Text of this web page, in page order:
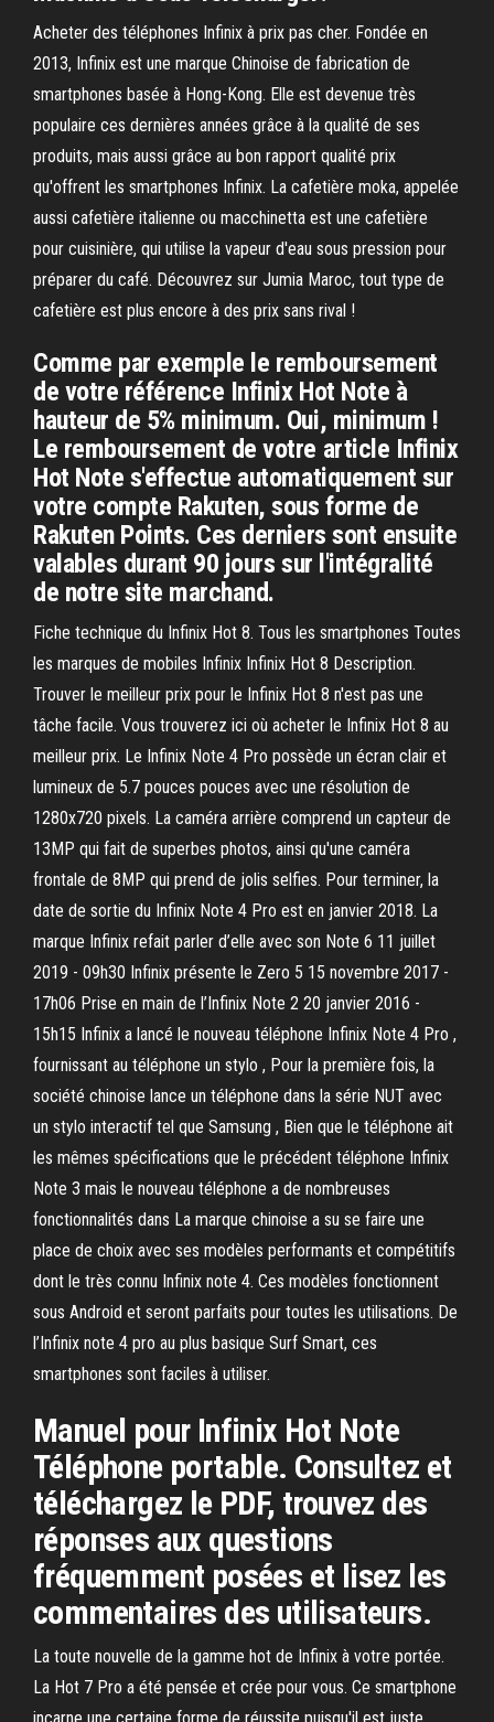
Acheter des téléphones Infinix à prix pas cher. Fondée en
2013, Infinix est une marque Chinoise de fabrication de
smartphones basée à Hong-Kong. Elle est devenue très
populaire ces dernières années grâce à la qualité de ses
produits, mais aussi grâce au bon rapport qualité prix
qu'offrent les smartphones Infinix. La cafetière moka, appelée
aussi cafetière italienne ou macchinetta est une cafetière
pour cuisinière, qui utilise la vapeur d'eau sous pression pour
préparer du café. Découvrez sur Jumia Maroc, tout type de
cafetière est plus encore à des prix sans rival !
Comme par exemple le remboursement
de votre référence Infinix Hot Note à
hauteur de 5% minimum. Oui, minimum !
Le remboursement de votre article Infinix
Hot Note s'effectue automatiquement sur
votre compte Rakuten, sous forme de
Rakuten Points. Ces derniers sont ensuite
valables durant 90 jours sur l'intégralité
de notre site marchand.
Fiche technique du Infinix Hot 8. Tous les smartphones Toutes
les marques de mobiles Infinix Infinix Hot 8 Description.
Trouver le meilleur prix pour le Infinix Hot 8 n'est pas une
tâche facile. Vous trouverez ici où acheter le Infinix Hot 8 au
meilleur prix. Le Infinix Note 4 Pro possède un écran clair et
lumineux de 5.7 pouces pouces avec une résolution de
1280x720 pixels. La caméra arrière comprend un capteur de
13MP qui fait de superbes photos, ainsi qu'une caméra
frontale de 8MP qui prend de jolis selfies. Pour terminer, la
date de sortie du Infinix Note 4 Pro est en janvier 2018. La
marque Infinix refait parler d’elle avec son Note 6 11 juillet
2019 - 09h30 Infinix présente le Zero 5 15 novembre 2017 -
17h06 Prise en main de l’Infinix Note 2 20 janvier 2016 -
15h15 Infinix a lancé le nouveau téléphone Infinix Note 4 Pro ,
fournissant au téléphone un stylo , Pour la première fois, la
société chinoise lance un téléphone dans la série NUT avec
un stylo interactif tel que Samsung , Bien que le téléphone ait
les mêmes spécifications que le précédent téléphone Infinix
Note 3 mais le nouveau téléphone a de nombreuses
fonctionnalités dans La marque chinoise a su se faire une
place de choix avec ses modèles performants et compétitifs
dont le très connu Infinix note 4. Ces modèles fonctionnent
sous Android et seront parfaits pour toutes les utilisations. De
l’Infinix note 4 pro au plus basique Surf Smart, ces
smartphones sont faciles à utiliser.
Manuel pour Infinix Hot Note
Téléphone portable. Consultez et
téléchargez le PDF, trouvez des
réponses aux questions
fréquemment posées et lisez les
commentaires des utilisateurs.
La toute nouvelle de la gamme hot de Infinix à votre portée.
La Hot 7 Pro a été pensée et crée pour vous. Ce smartphone